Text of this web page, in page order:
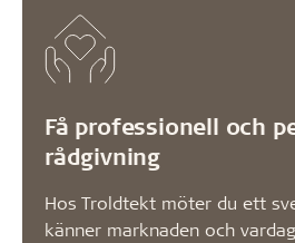
Få professionell och
rådgivning
Hos Troldtekt möter du ett
känner marknaden och